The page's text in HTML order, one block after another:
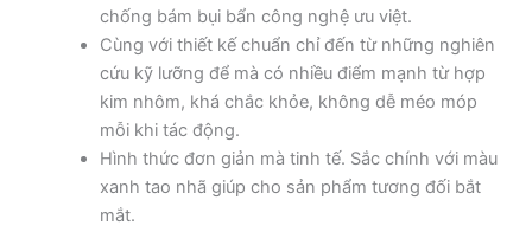
chống bám bụi bẩn công nghệ ưu việt.
Cùng với thiết kế chuẩn chỉ đến từ những nghiên
cứu kỹ lưỡng để mà có nhiều điểm mạnh từ hợp
kim nhôm, khá chắc khỏe, không dễ méo móp
mỗi khi tác động.
Hình thức đơn giản mà tinh tế. Sắc chính với màu
xanh tao nhã giúp cho sản phẩm tương đối bắt
mắt.